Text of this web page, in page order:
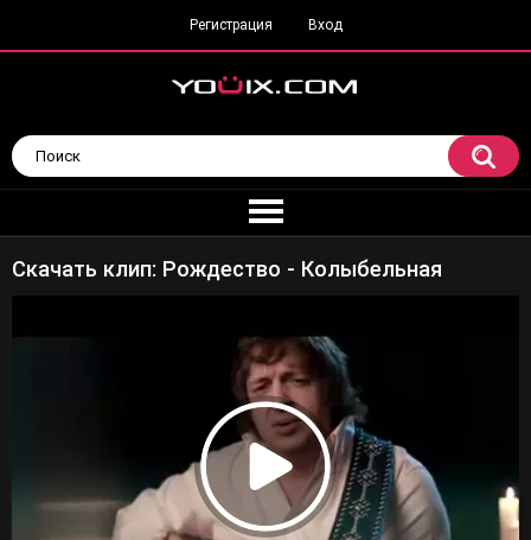
Регистрация Вход
Скачать клип: Рождество - Колыбельная